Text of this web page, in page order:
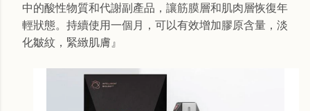
中的酸性物質和代謝副產品，讓筋膜層和肌肉層恢復年
輕狀態。持續使用一個月，可以有效增加膠原含量，淡
化皺紋，緊緻肌膚』